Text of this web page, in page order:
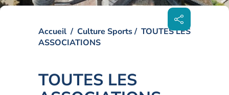
Accueil Culture Sports
TOUTES LES
ASSOCIATIONS
Partager
sur les
réseaux
sociaux
TOUTES LES